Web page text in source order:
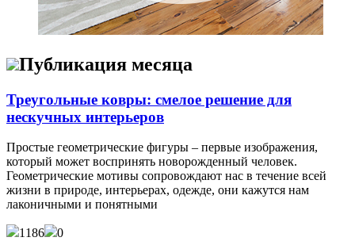
Публикация месяца
Треугольные ковры: смелое решение для
нескучных интерьеров
Простые геометрические фигуры – первые изображения,
который может воспринять новорожденный человек.
Геометрические мотивы сопровождают нас в течение всей
жизни в природе, интерьерах, одежде, они кажутся нам
лаконичными и понятными
1186 0